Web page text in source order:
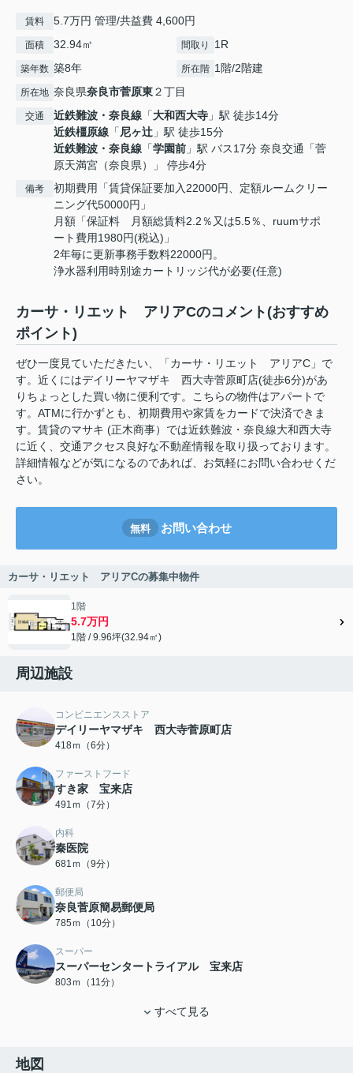
賃料 5.7万円 管理/共益費 4,600円
面積 32.94㎡ 間取り 1R
築年数 築8年 所在階 1階/2階建
所在地 奈良県奈良市菅原東２丁目
交通 近鉄難波・奈良線 「大和西大寺 」駅 徒歩14分
近鉄橿原線 「 尼ヶ辻 」駅 徒歩15分
近鉄難波・奈良線 「学園前 」駅 バス17分 奈良交通「菅
原天満宮（奈良県）」 停歩4分
備考
初期費用「賃貸保証要加入22000円、定額ルームクリー
ニング代50000円」
月額「保証料 月額総賃料2.2％又は5.5％、ruumサポ
ート費用1980円(税込)」
2年毎に更新事務手数料22000円。
浄水器利用時別途カートリッジ代が必要(任意)
カーサ・リエット アリアCのコメント(おすすめ
ポイント)
ぜひ一度見ていただきたい、「カーサ・リエット アリアC」で
す。近くにはデイリーヤマザキ 西大寺菅原町店(徒歩6分)があ
りちょっとした買い物に便利です。こちらの物件はアパートで
す。ATMに行かずとも、初期費用や家賃をカードで決済できま
す。賃貸のマサキ (正木商事）では近鉄難波・奈良線大和西大寺
に近く、交通アクセス良好な不動産情報を取り扱っております。
詳細情報などが気になるのであれば、お気軽にお問い合わせくだ
さい。
無料 お問い合わせ
カーサ・リエット アリアCの募集中物件
1階
5.7万円
1階 / 9.96坪(32.94㎡)
周辺施設
コンビニエンスストア
デイリーヤマザキ 西大寺菅原町店
418ｍ（6分）
ファーストフード
すき家 宝来店
491ｍ（7分）
内科
秦医院
681ｍ（9分）
郵便局
奈良菅原簡易郵便局
785ｍ（10分）
スーパー
スーパーセンタートライアル 宝来店
803ｍ（11分）
すべて見る
地図